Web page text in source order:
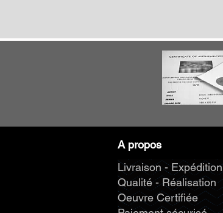
A propos
Livraison - Expédition
Qualité - Réalisation
Oeuvre Certifiée